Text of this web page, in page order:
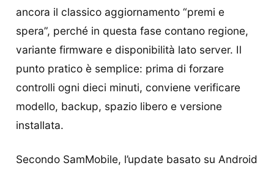
ancora il classico aggiornamento “premi e
spera”, perché in questa fase contano regione,
variante firmware e disponibilità lato server. Il
punto pratico è semplice: prima di forzare
controlli ogni dieci minuti, conviene verificare
modello, backup, spazio libero e versione
installata.
Secondo SamMobile, l’update basato su Android